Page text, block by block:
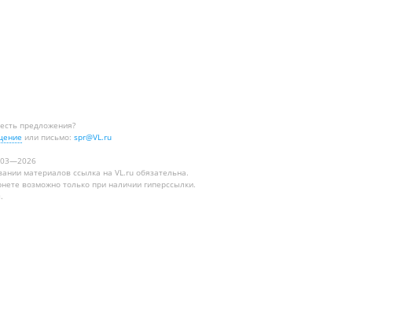
предложения?
или письмо: spr@VL.ru
материалов ссылка на VL.ru обязательна.
возможно только при наличии гиперссылки.